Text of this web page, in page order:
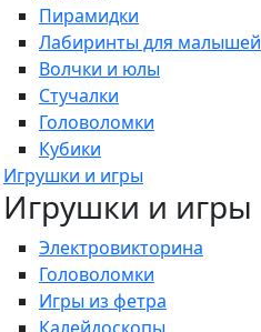
Пирамидки
Лабиринты для малышей
Волчки и юлы
Стучалки
Головоломки
Кубики
Игрушки и игры
Игрушки и игры
Электровикторина
Головоломки
Игры из фетра